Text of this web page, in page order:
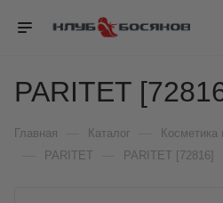
PARITET
Главная Каталог Косметика
PARITET PARITET [72816]